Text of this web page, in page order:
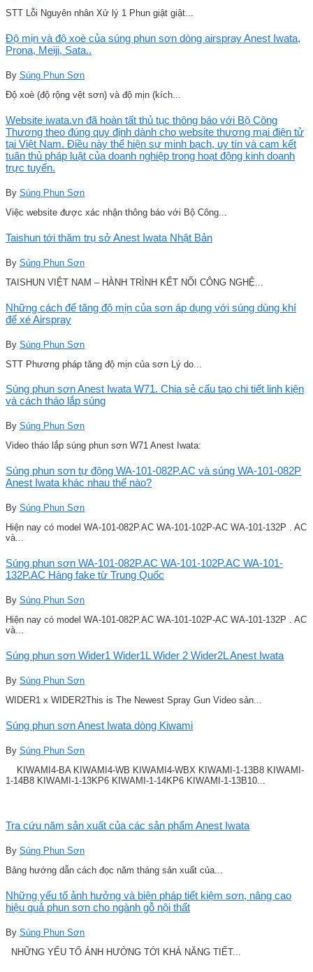
STT Lỗi Nguyên nhân Xử lý 1 Phun giật giật...
Độ mịn và độ xoè của súng phun sơn dòng airspray Anest Iwata,
Prona, Meiji, Sata..
By Súng Phun Sơn
Độ xoè (độ rộng vệt sơn) và độ mịn (kích...
Website iwata.vn đã hoàn tất thủ tục thông báo với Bộ Công
Thương theo đúng quy định dành cho website thương mại điện tử
tại Việt Nam. Điều này thể hiện sự minh bạch, uy tín và cam kết
tuân thủ pháp luật của doanh nghiệp trong hoạt động kinh doanh
trực tuyến.
By Súng Phun Sơn
Việc website được xác nhận thông báo với Bộ Công...
Taishun tới thăm trụ sở Anest Iwata Nhật Bản
By Súng Phun Sơn
TAISHUN VIỆT NAM – HÀNH TRÌNH KẾT NỐI CÔNG NGHỆ...
Những cách để tăng độ mịn của sơn áp dụng với súng dùng khí
để xé Airspray
By Súng Phun Sơn
STT Phương pháp tăng độ mịn của sơn Lý do...
Súng phun sơn Anest Iwata W71. Chia sẻ cấu tạo chi tiết linh kiện
và cách tháo lắp súng
By Súng Phun Sơn
Video tháo lắp súng phun sơn W71 Anest Iwata:
Súng phun sơn tự động WA-101-082P.AC và súng WA-101-082P
Anest Iwata khác nhau thế nào?
By Súng Phun Sơn
Hiện nay có model WA-101-082P.AC WA-101-102P-AC WA-101-132P . AC
và...
Súng phun sơn WA-101-082P.AC WA-101-102P.AC WA-101-
132P.AC Hàng fake từ Trung Quốc
By Súng Phun Sơn
Hiện nay có model WA-101-082P.AC WA-101-102P-AC WA-101-132P . AC
và...
Súng phun sơn Wider1 Wider1L Wider 2 Wider2L Anest Iwata
By Súng Phun Sơn
WIDER1 x WIDER2This is The Newest Spray Gun Video sản...
Súng phun sơn Anest Iwata dòng Kiwami
By Súng Phun Sơn
KIWAMI4-BA KIWAMI4-WB KIWAMI4-WBX KIWAMI-1-13B8 KIWAMI-
1-14B8 KIWAMI-1-13KP6 KIWAMI-1-14KP6 KIWAMI-1-13B10...
Tra cứu năm sản xuất của các sản phẩm Anest Iwata
By Súng Phun Sơn
Bảng hướng dẫn cách đọc năm tháng sản xuất của...
Những yếu tố ảnh hưởng và biện pháp tiết kiệm sơn, nâng cao
hiệu quả phun sơn cho ngành gỗ nội thất
By Súng Phun Sơn
NHỮNG YẾU TỐ ẢNH HƯỞNG TỚI KHẢ NĂNG TIẾT...